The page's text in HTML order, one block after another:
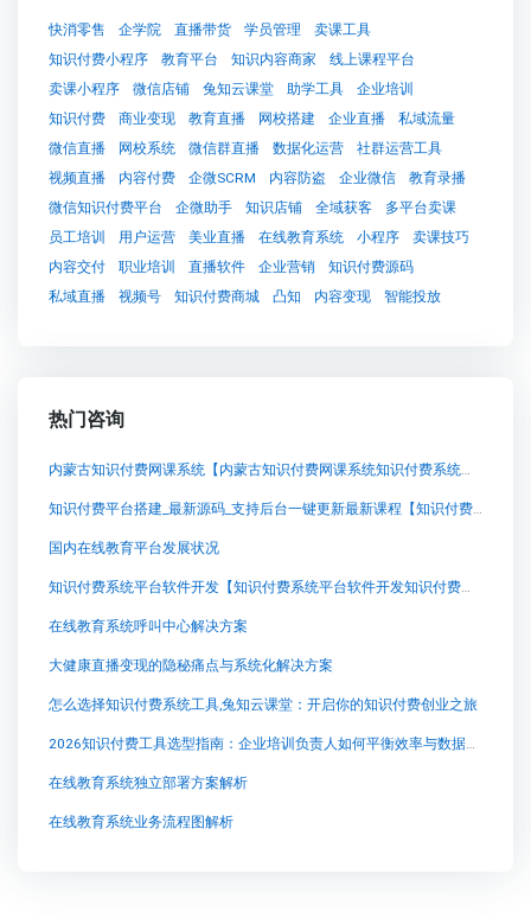
快消零售 企学院 直播带货 学员管理
卖课工具
知识付费小程序
教育平台 知识内容商家
线上课程平台
卖课小程序
微信店铺 兔知云课堂 助学工具
企业培训
知识付费
商业变现 教育直播 网校搭建 企业直播
私域流量
微信直播
网校系统 微信群直播 数据化运营
社群运营工具
视频直播
内容付费 企微SCRM 内容防盗 企业微信
教育录播
微信知识付费平台
企微助手 知识店铺 全域获客
多平台卖课
员工培训
用户运营 美业直播 在线教育系统 小程序
卖课技巧
内容交付
职业培训 直播软件 企业营销
知识付费源码
私域直播
视频号 知识付费商城 凸知 内容变现 智能投放
热门咨询
内蒙古知识付费网课系统【内蒙古知识付费网课系统知识付费系统系统怎么制作，知识付费系统搭建使用教程】
知识付费平台搭建_最新源码_支持后台一键更新最新课程【知识付费平台搭建_最新源码_支持后台一键更新最新课程知识付费系统系统怎么制作，知识付费系统搭建使用教程】
国内在线教育平台发展状况
知识付费系统平台软件开发【知识付费系统平台软件开发知识付费系统系统怎么制作，知识付费系统搭建使用教程】
在线教育系统呼叫中心解决方案
大健康直播变现的隐秘痛点与系统化解决方案
怎么选择知识付费系统工具,兔知云课堂：开启你的知识付费创业之旅
2026知识付费工具选型指南：企业培训负责人如何平衡效率与数据安全
在线教育系统独立部署方案解析
在线教育系统业务流程图解析